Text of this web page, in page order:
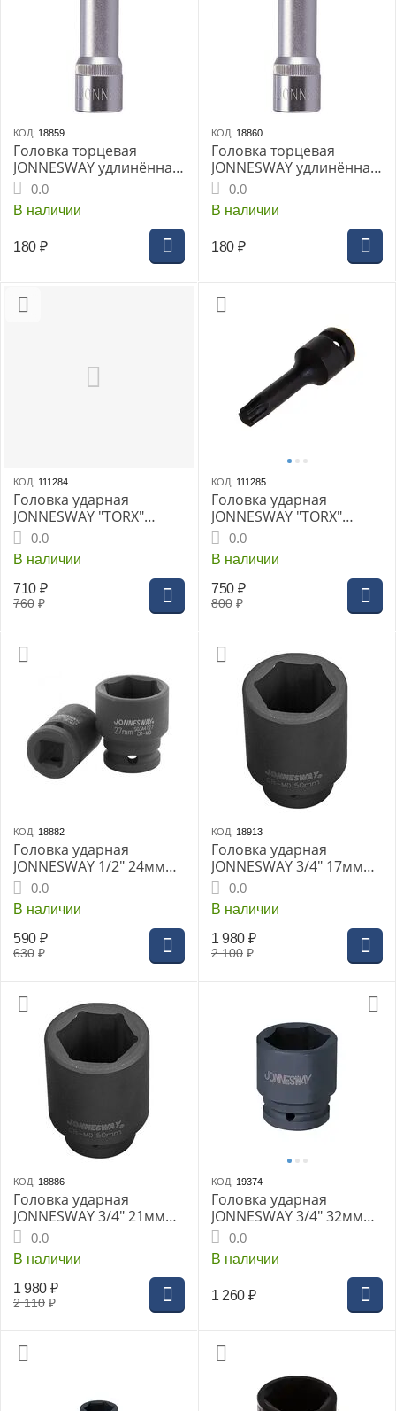
КОД: 18859
Головка торцевая
JONNESWAY удлинённая
1/4" 7мм (S04HD2107)
0.0
В наличии
180 ₽
КОД: 18860
Головка торцевая
JONNESWAY удлинённая
1/4" 8мм (S04HD2108)
0.0
В наличии
180 ₽
КОД: 111284
Головка ударная
JONNESWAY "TORX"
1/2DR" T30, 78мм
0.0
В наличии
760 ₽
710 ₽
КОД: 111285
Головка ударная
JONNESWAY "TORX"
1/2DR" T50, 78 мм
0.0
В наличии
800 ₽
750 ₽
КОД: 18882
Головка ударная
JONNESWAY 1/2" 24мм
шестигранная
(S03A4124)
0.0
В наличии
630 ₽
590 ₽
КОД: 18913
Головка ударная
JONNESWAY 3/4" 17мм
(S03AD6117)
0.0
В наличии
2 100 ₽
1 980 ₽
КОД: 18886
Головка ударная
JONNESWAY 3/4" 21мм
(S03AD6121)
0.0
В наличии
2 110 ₽
1 980 ₽
КОД: 19374
Головка ударная
JONNESWAY 3/4" 32мм
(S03A6132)
0.0
В наличии
1 260 ₽